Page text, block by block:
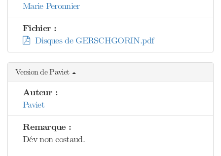
Marie Peronnier
Fichier :
Disques de GERSCHGORIN.pdf
Version de Paviet
Auteur :
Paviet
Remarque :
Dév non costaud.